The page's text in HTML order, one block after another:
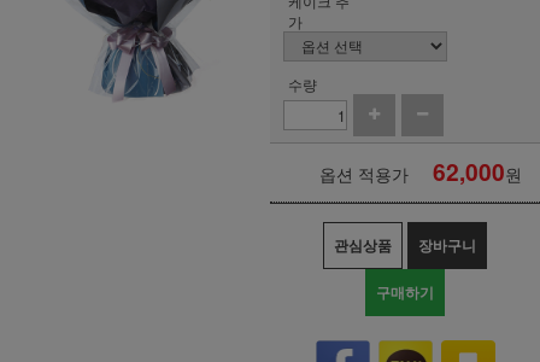
가
수량
옵션 적용가 62,000원
관심상품 장바구니
구매하기